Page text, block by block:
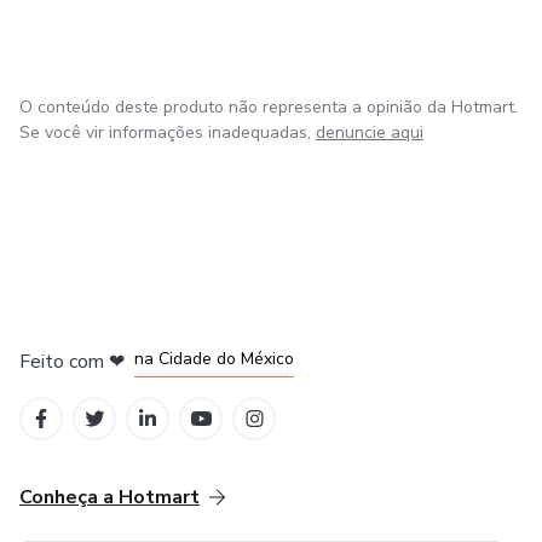
O conteúdo deste produto não representa a opinião da Hotmart.
Se você vir informações inadequadas, denuncie aqui
Feito com ❤ na Cidade do México
Conheça a Hotmart